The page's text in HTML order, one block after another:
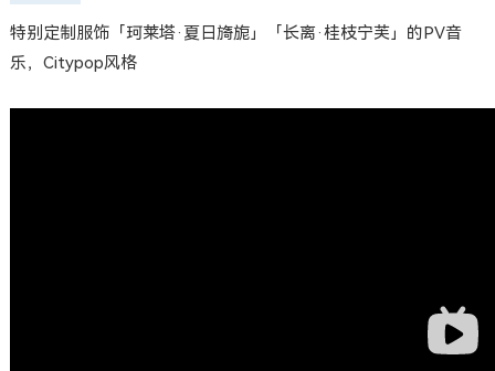
特别定制服饰「珂莱塔·夏日旖旎」「长离·桂枝宁芙」的PV音
乐，Citypop风格